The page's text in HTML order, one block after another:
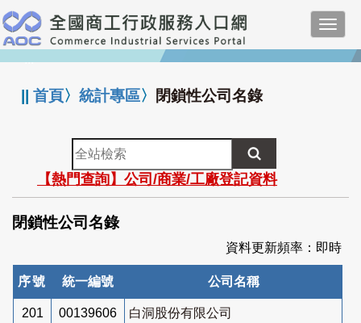
跳
到
主
要
:::
||首頁〉統計專區〉 閉鎖性公司名錄
全
站
檢
索
【熱門查詢】公司/商業/工廠登記資料
閉鎖性公司名錄
資料更新頻率：即時
序號 統一編號 公司名稱
201 00139606 白洞股份有限公司